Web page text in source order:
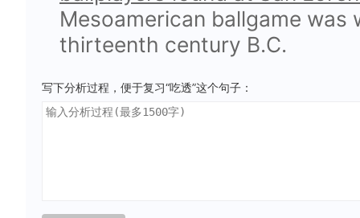
Mesoamerican ballgame
thirteenth century B.C.
写下分析过程，便于复习“吃透”这个句子：